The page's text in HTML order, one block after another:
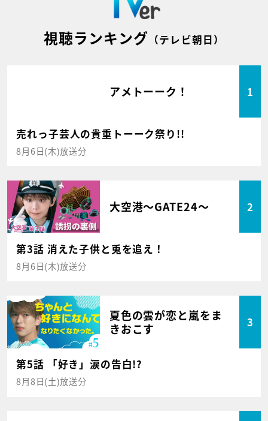
視聴ランキング （テレビ朝日）
アメトーーク！ 1
売れっ子芸人の貴重トーーク祭り!!
8月6日(木)放送分
大空港～GATE24～ 2
第3話 消えた子供と兎を追え！
8月6日(木)放送分
夏色の雲が恋と嵐をま
きおこす
3
第5話 「好き」涙の告白!?
8月8日(土)放送分